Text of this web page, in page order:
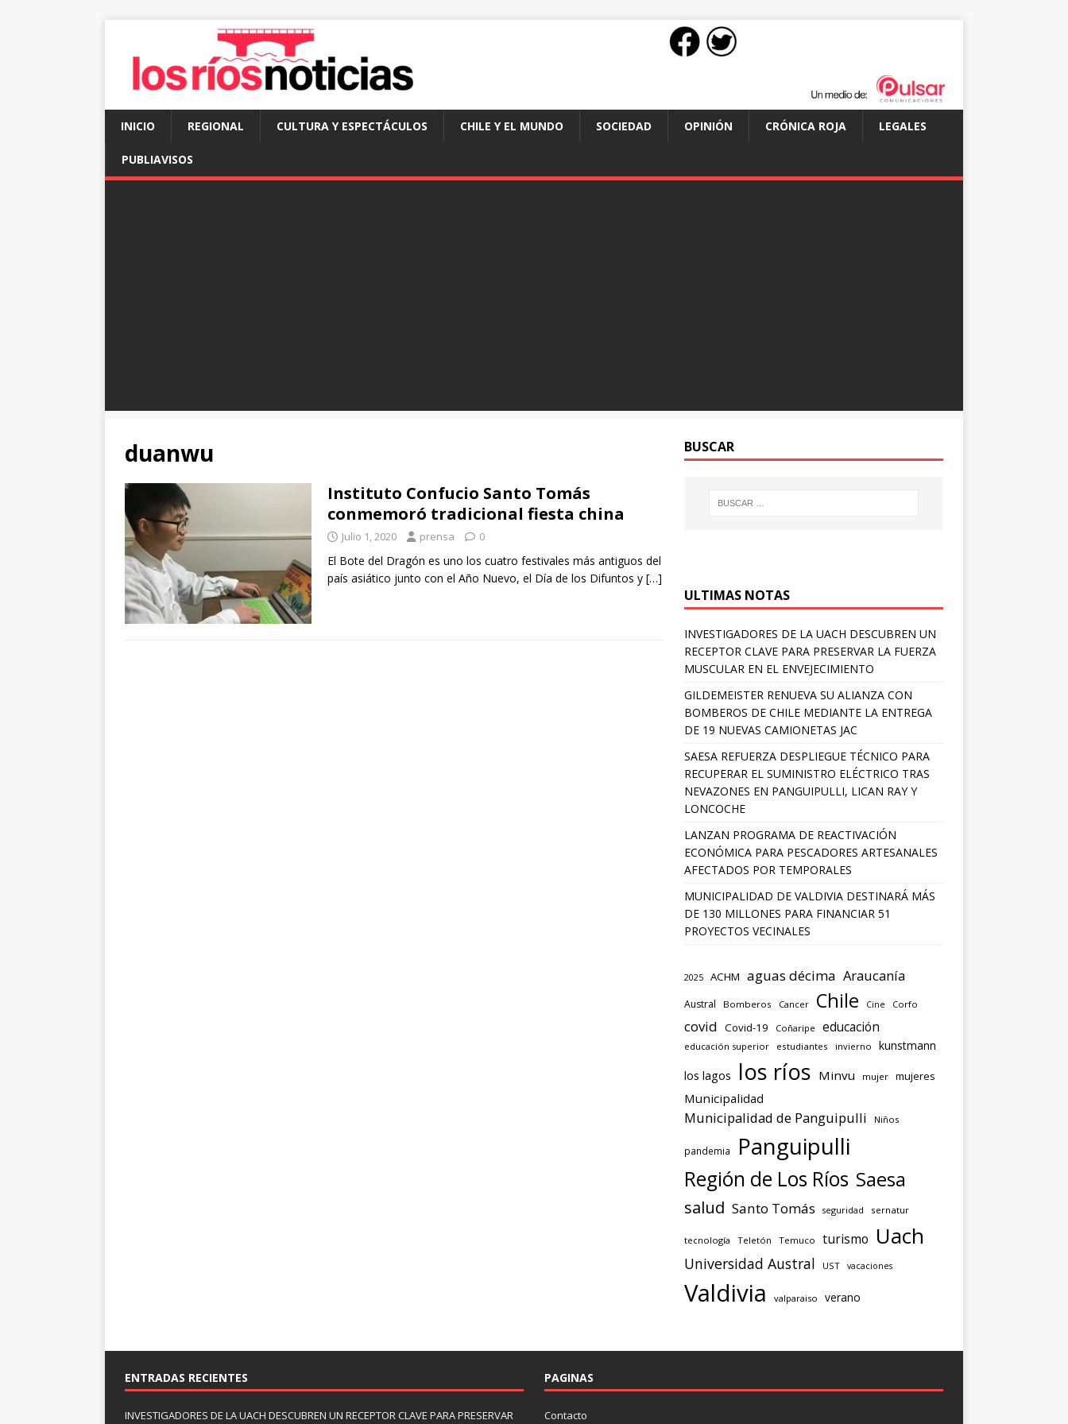
INICIO REGIONAL CULTURA Y ESPECTÁCULOS CHILE Y EL MUNDO SOCIEDAD OPINIÓN CRÓNICA ROJA LEGALES
PUBLIAVISOS
duanwu
Instituto Confucio Santo Tomás
conmemoró tradicional fiesta china
Julio 1, 2020 prensa 0
El Bote del Dragón es uno los cuatro festivales más antiguos del
país asiático junto con el Año Nuevo, el Día de los Difuntos y […]
BUSCAR
ULTIMAS NOTAS
INVESTIGADORES DE LA UACH DESCUBREN UN
RECEPTOR CLAVE PARA PRESERVAR LA FUERZA
MUSCULAR EN EL ENVEJECIMIENTO
GILDEMEISTER RENUEVA SU ALIANZA CON
BOMBEROS DE CHILE MEDIANTE LA ENTREGA
DE 19 NUEVAS CAMIONETAS JAC
SAESA REFUERZA DESPLIEGUE TÉCNICO PARA
RECUPERAR EL SUMINISTRO ELÉCTRICO TRAS
NEVAZONES EN PANGUIPULLI, LICAN RAY Y
LONCOCHE
LANZAN PROGRAMA DE REACTIVACIÓN
ECONÓMICA PARA PESCADORES ARTESANALES
AFECTADOS POR TEMPORALES
MUNICIPALIDAD DE VALDIVIA DESTINARÁ MÁS
DE 130 MILLONES PARA FINANCIAR 51
PROYECTOS VECINALES
2025 ACHM aguas décima Araucanía
Austral Bomberos Cancer Chile Cine Corfo
covid Covid-19 Coñaripe educación
educación superior estudiantes invierno kunstmann
los lagos los ríos Minvu mujer mujeres
Municipalidad
Municipalidad de Panguipulli Niños
pandemia Panguipulli
Región de Los Ríos Saesa
salud Santo Tomás seguridad sernatur
tecnología Teletón Temuco turismo Uach
Universidad Austral UST vacaciones
Valdivia valparaiso verano
ENTRADAS RECIENTES
INVESTIGADORES DE LA UACH DESCUBREN UN RECEPTOR CLAVE PARA PRESERVAR
PAGINAS
Contacto